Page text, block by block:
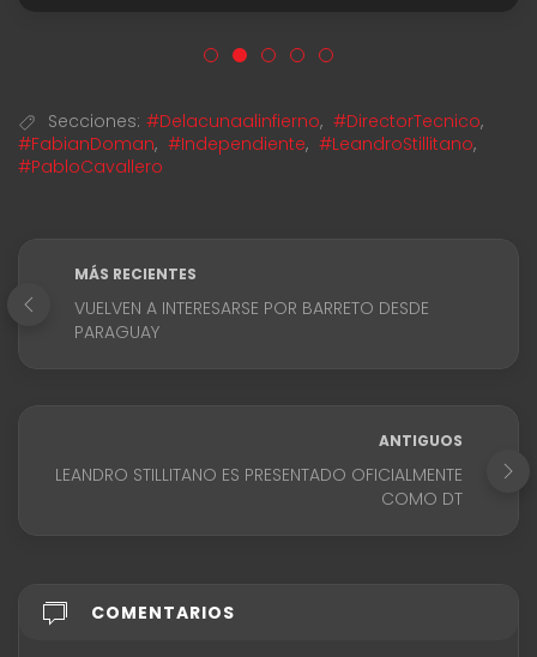
Secciones: #Delacunaalinfierno, #DirectorTecnico,
#FabianDoman, #Independiente, #LeandroStillitano,
#PabloCavallero
MÁS RECIENTES
VUELVEN A INTERESARSE POR BARRETO DESDE
PARAGUAY
ANTIGUOS
LEANDRO STILLITANO ES PRESENTADO OFICIALMENTE
COMO DT
COMENTARIOS